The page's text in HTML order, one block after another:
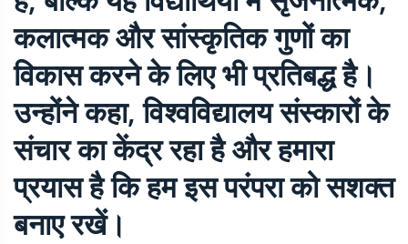
कलात्मक और सांस्कृतिक गुणों का
विकास करने के लिए भी प्रतिबद्ध है।
उन्होंने कहा, विश्वविद्यालय संस्कारों के
संचार का केंद्र रहा है और हमारा
प्रयास है कि हम इस परंपरा को सशक्त
बनाए रखें।